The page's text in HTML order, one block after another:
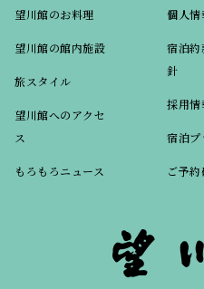
望川館のお料理
望川館の館内施設
旅スタイル
望川館へのアクセ
ス
もろもろニュース
個人情
宿泊約
針
採用情
宿泊プ
ご予